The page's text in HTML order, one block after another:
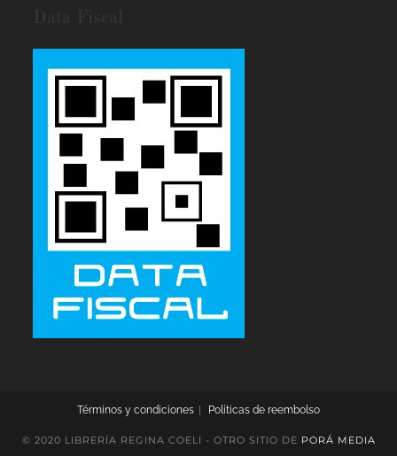
Términos y condiciones Políticas de reembolso
© 2020 LIBRERÍA REGINA COELI - OTRO SITIO DE PORÁ MEDIA